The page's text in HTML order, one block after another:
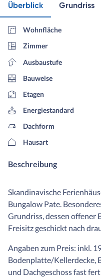
Überblick Grundriss
Wohnfläche
Zimmer
Ausbaustufe
Bauweise
Etagen
Energiestandard
Dachform
Hausart
Beschreibung
Skandinavische
Bungalow Pate.
Grundriss, dessen offener
Freisitz geschickt nach
Angaben zum Preis: inkl.
Bodenplatte/Kellerdecke,
und Dachgeschoss fast